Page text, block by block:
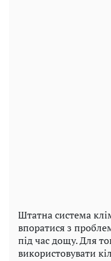
Штатна система
впоратися з
під час дощу. Для
використовувати